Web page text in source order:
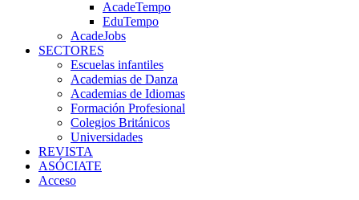
AcadeTempo
EduTempo
AcadeJobs
SECTORES
Escuelas infantiles
Academias de Danza
Academias de Idiomas
Formación Profesional
Colegios Británicos
Universidades
REVISTA
ASÓCIATE
Acceso